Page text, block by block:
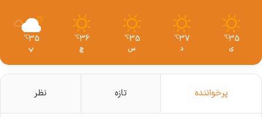
چالش‌ها و آینده ساخت و ساز پایدار
با وجود مزایای فراوان، همچنان چالش‌هایی در
پیاده‌سازی گسترده ساخت و ساز پایدار وجود دارد.
35
℃
ی
37
℃
د
35
℃
س
36
℃
چ
35
℃
پ
پرخواننده تازه نظر